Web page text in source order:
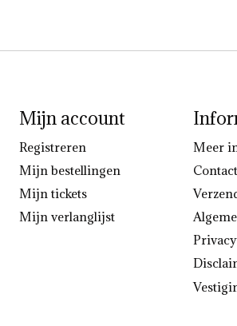
Mijn account
Registreren
Mijn bestellingen
Mijn tickets
Mijn verlanglijst
Meer
Contact